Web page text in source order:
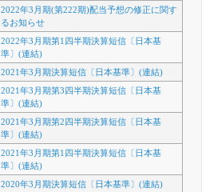
2022年3月期(第222期)配当予想の修正に関す
るお知らせ
2022年3月期第1四半期決算短信〔日本基
準〕(連結)
2021年3月期決算短信〔日本基準〕(連結)
2021年3月期第3四半期決算短信〔日本基
準〕(連結)
2021年3月期第2四半期決算短信〔日本基
準〕(連結)
2021年3月期第1四半期決算短信〔日本基
準〕(連結)
2020年3月期決算短信〔日本基準〕(連結)